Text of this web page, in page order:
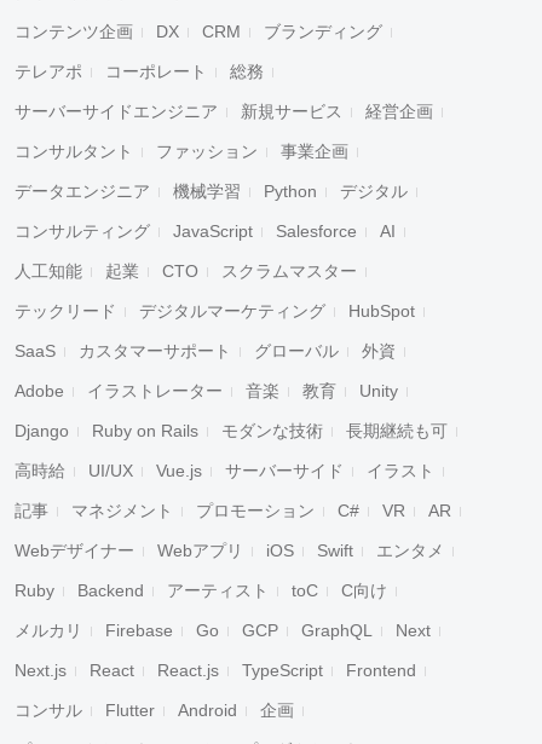
コンテンツ企画 DX CRM ブランディング
テレアポ コーポレート 総務
サーバーサイドエンジニア 新規サービス 経営企画
コンサルタント ファッション 事業企画
データエンジニア 機械学習 Python デジタル
コンサルティング JavaScript Salesforce AI
人工知能 起業 CTO スクラムマスター
テックリード デジタルマーケティング HubSpot
SaaS カスタマーサポート グローバル 外資
Adobe イラストレーター 音楽 教育 Unity
Django Ruby on Rails モダンな技術 長期継続も可
高時給 UI/UX Vue.js サーバーサイド イラスト
記事 マネジメント プロモーション C# VR AR
Webデザイナー Webアプリ iOS Swift エンタメ
Ruby Backend アーティスト toC C向け
メルカリ Firebase Go GCP GraphQL Next
Next.js React React.js TypeScript Frontend
コンサル Flutter Android 企画